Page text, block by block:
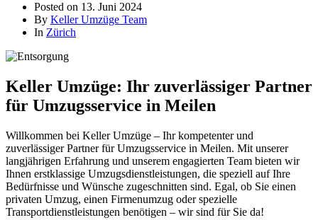
Posted on 13. Juni 2024
By Keller Umzüge Team
In Zürich
Keller Umzüge: Ihr zuverlässiger Partner
für Umzugsservice in Meilen
Willkommen bei Keller Umzüge – Ihr kompetenter und
zuverlässiger Partner für Umzugsservice in Meilen. Mit unserer
langjährigen Erfahrung und unserem engagierten Team bieten wir
Ihnen erstklassige Umzugsdienstleistungen, die speziell auf Ihre
Bedürfnisse und Wünsche zugeschnitten sind. Egal, ob Sie einen
privaten Umzug, einen Firmenumzug oder spezielle
Transportdienstleistungen benötigen – wir sind für Sie da!